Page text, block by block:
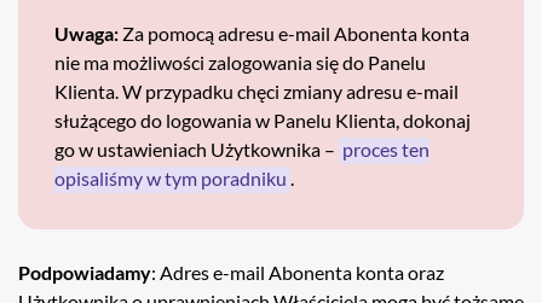
Uwaga: Za pomocą adresu e-mail Abonenta konta
nie ma możliwości zalogowania się do Panelu
Klienta. W przypadku chęci zmiany adresu e-mail
służącego do logowania w Panelu Klienta, dokonaj
go w ustawieniach Użytkownika – proces ten
opisaliśmy w tym poradniku .
Podpowiadamy: Adres e-mail Abonenta konta oraz